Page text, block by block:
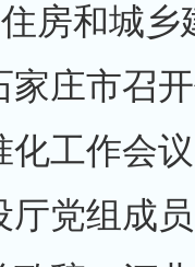
和城乡
家庄市召
化工作会
厅党组成